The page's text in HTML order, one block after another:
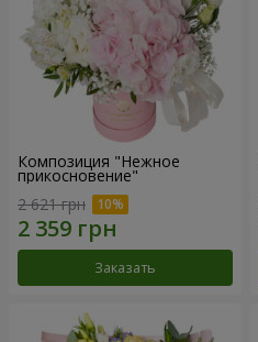
Композиция "Нежное
прикосновение"
2 621 грн
Заказать